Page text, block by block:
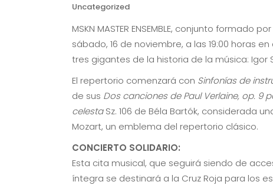
Uncategorized
MSKN MASTER ENSEMBLE, conjunto
sábado, 16 de noviembre, a las 19:00 horas
tres gigantes de la historia de la música: Igor
El repertorio comenzará con Sinfonías de
de sus Dos canciones de Paul Verlaine, op. 9
celestaSz. 106 de Béla Bartók, considerada
Mozart, un emblema del repertorio clásico.
CONCIERTO SOLIDARIO:
Esta cita musical, que seguirá siendo de
íntegra se destinará a la Cruz Roja para los